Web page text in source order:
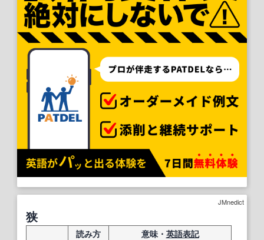
JMnedict
狭
読み方 意味・ 英語表記